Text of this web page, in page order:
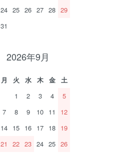
24 25 26 27 28 29
31
2026年9月
月 火 水 木 金
土
1
2 3 4
5
7 8 9 10 11
12
14 15 16 17 18 19
21 22 23 24 25 26